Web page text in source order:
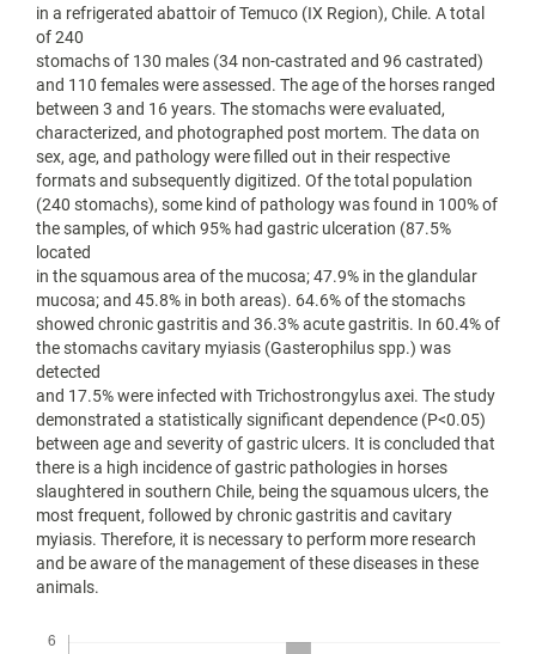
in a refrigerated abattoir of Temuco (IX Region), Chile. A total
of 240
stomachs of 130 males (34 non-castrated and 96 castrated)
and 110 females were assessed. The age of the horses ranged
between 3 and 16 years. The stomachs were evaluated,
characterized, and photographed post mortem. The data on
sex, age, and pathology were filled out in their respective
formats and subsequently digitized. Of the total population
(240 stomachs), some kind of pathology was found in 100% of
the samples, of which 95% had gastric ulceration (87.5%
located
in the squamous area of the mucosa; 47.9% in the glandular
mucosa; and 45.8% in both areas). 64.6% of the stomachs
showed chronic gastritis and 36.3% acute gastritis. In 60.4% of
the stomachs cavitary myiasis (Gasterophilus spp.) was
detected
and 17.5% were infected with Trichostrongylus axei. The study
demonstrated a statistically significant dependence (P<0.05)
between age and severity of gastric ulcers. It is concluded that
there is a high incidence of gastric pathologies in horses
slaughtered in southern Chile, being the squamous ulcers, the
most frequent, followed by chronic gastritis and cavitary
myiasis. Therefore, it is necessary to perform more research
and be aware of the management of these diseases in these
animals.